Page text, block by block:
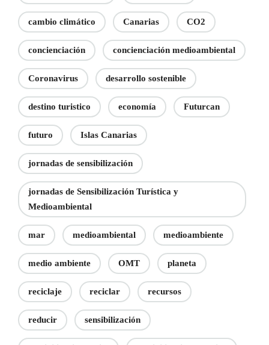
cambio climático Canarias CO2
concienciación concienciación medioambiental
Coronavirus desarrollo sostenible
destino turistico economía Futurcan
futuro Islas Canarias
jornadas de sensibilización
jornadas de Sensibilización Turística y
Medioambiental
mar medioambiental medioambiente
medio ambiente OMT planeta
reciclaje reciclar recursos
reducir sensibilización